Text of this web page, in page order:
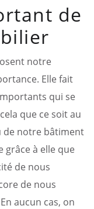
de
notre
Elle fait
qui se
que ce soit au
de notre bâtiment
grâce à elle que
de nous
de nous
aucun cas, on